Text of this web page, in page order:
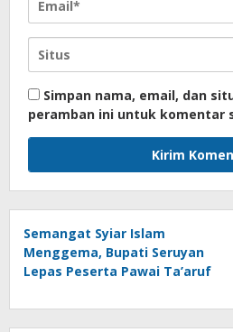
Simpan nama, email, dan
peramban ini untuk komentar
Semangat Syiar Islam
Menggema, Bupati Seruyan
Lepas Peserta Pawai Ta’aruf